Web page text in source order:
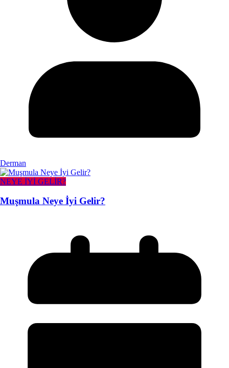
Derman
NEYE İYİ GELİR?
Muşmula Neye İyi Gelir?